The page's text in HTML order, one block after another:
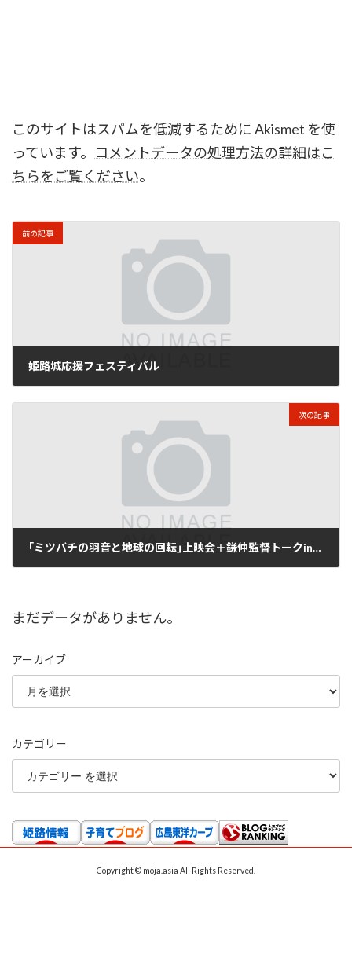
このサイトはスパムを低減するために Akismet を使
っています。
コメントデータの処理方法の詳細はこ
ちらをご覧ください。
前の記事
姫路城応援フェスティバル
次の記事
｢ミツバチの羽音と地球の回転｣上映会＋鎌仲監督トーク​in高砂市
まだデータがありません。
アーカイブ
カテゴリー
Copyright © moja.asia All Rights Reserved.